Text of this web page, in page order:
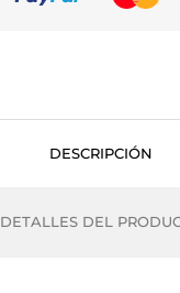
DESCRIPCIÓN
DETALLES DEL